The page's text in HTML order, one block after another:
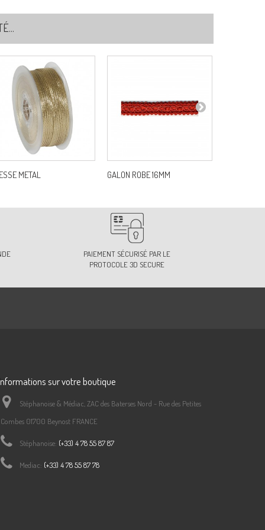
METAL GALON ROBE 16MM
PAIEMENT SÉCURISÉ PAR LE
PROTOCOLE 3D SECURE
sur votre boutique
Stéphanoise & Médiac, ZAC des Baterses Nord - Rue des Petites
Combes 01700 Beynost FRANCE
Stéphanoise: (+33) 4 78 55 87 87
Mediac: (+33) 4 78 55 87 78